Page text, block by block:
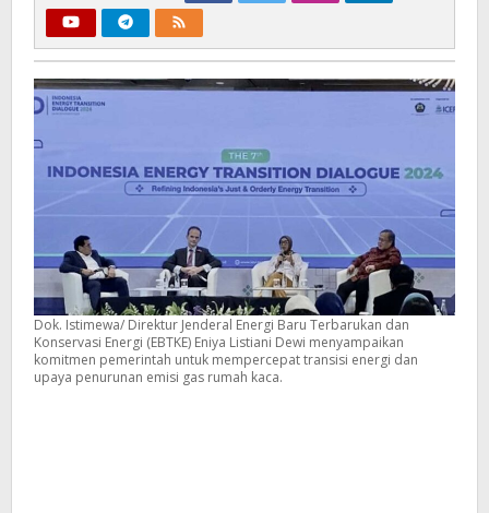
Dok. Istimewa/ Direktur Jenderal Energi Baru Terbarukan dan
Konservasi Energi (EBTKE) Eniya Listiani Dewi menyampaikan
komitmen pemerintah untuk mempercepat transisi energi dan
upaya penurunan emisi gas rumah kaca.